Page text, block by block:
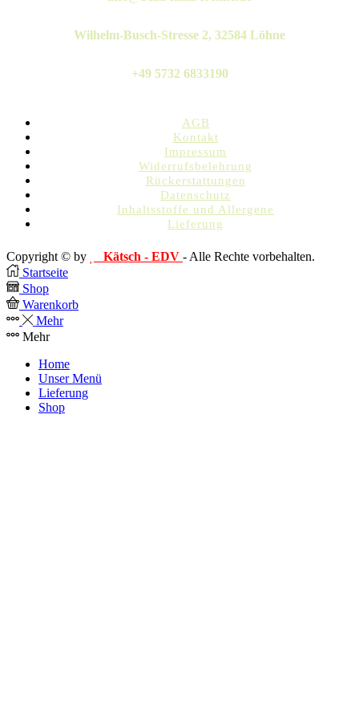
Wilhelm-Busch-Stresse 2, 32584 Löhne
+49 5732 6833190
AGB
Kontakt
Impressum
Widerrufsbelehrung
Rückerstattungen
Datenschutz
Inhaltsstoffe und Allergene
Lieferung
Copyright © by Kätsch - EDV - Alle Rechte vorbehalten.
Startseite
Shop
Warenkorb
Mehr
Mehr
Home
Unser Menü
Lieferung
Shop